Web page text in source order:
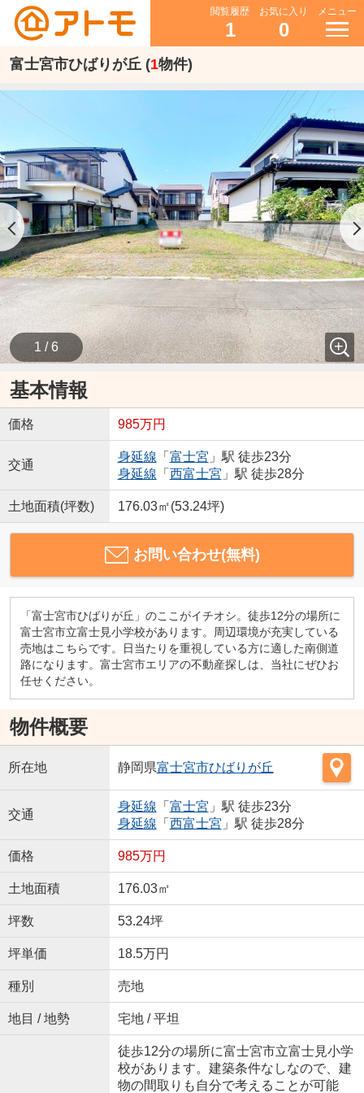
閲覧履歴
1
お気に入り
0
メニュー
富士宮市ひばりが丘 (1物件)
1 / 6
基本情報
価格 985万円
交通
身延線 「 富士宮 」駅 徒歩23分
身延線 「 西富士宮 」駅 徒歩28分
土地面積(坪数) 176.03㎡(53.24坪)
お問い合わせ(無料)
「富士宮市ひばりが丘」のここがイチオシ。徒歩12分の場所に
富士宮市立富士見小学校があります。周辺環境が充実している
売地はこちらです。日当たりを重視している方に適した南側道
路になります。富士宮市エリアの不動産探しは、当社にぜひお
任せください。
物件概要
所在地 静岡県富士宮市ひばりが丘
交通
身延線 「 富士宮 」駅 徒歩23分
身延線 「 西富士宮 」駅 徒歩28分
価格 985万円
土地面積 176.03㎡
坪数 53.24坪
坪単価 18.5万円
種別 売地
地目 / 地勢 宅地 / 平坦
徒歩12分の場所に富士宮市立富士見小学
校があります。建築条件なしなので、建
物の間取りも自分で考えることが可能